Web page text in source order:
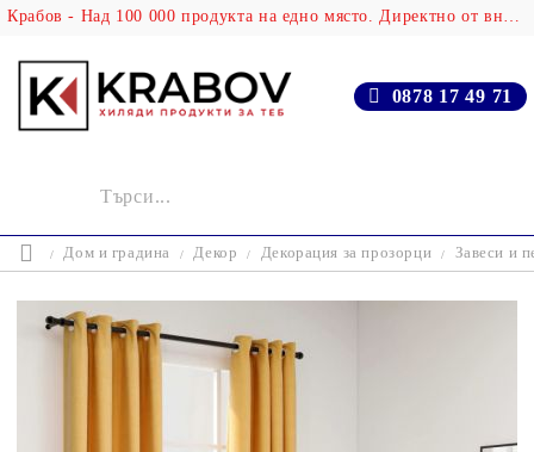
Крабов - Над 100 000 продукта на едно място. Директно от вносителя!
0878 17 49 71
Дом и градина Декор Декорация за прозорци Завеси и